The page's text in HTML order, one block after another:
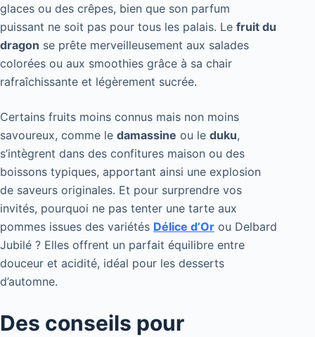
glaces ou des crêpes, bien que son parfum
puissant ne soit pas pour tous les palais. Le fruit du
dragon se prête merveilleusement aux salades
colorées ou aux smoothies grâce à sa chair
rafraîchissante et légèrement sucrée.
Certains fruits moins connus mais non moins
savoureux, comme le damassine ou le duku,
s’intègrent dans des confitures maison ou des
boissons typiques, apportant ainsi une explosion
de saveurs originales. Et pour surprendre vos
invités, pourquoi ne pas tenter une tarte aux
pommes issues des variétés Délice d’Or ou Delbard
Jubilé ? Elles offrent un parfait équilibre entre
douceur et acidité, idéal pour les desserts
d’automne.
Des conseils pour